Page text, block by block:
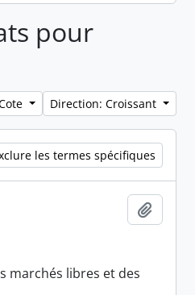
pour
Direction: Croissant
les termes spécifiques
marchés libres et des